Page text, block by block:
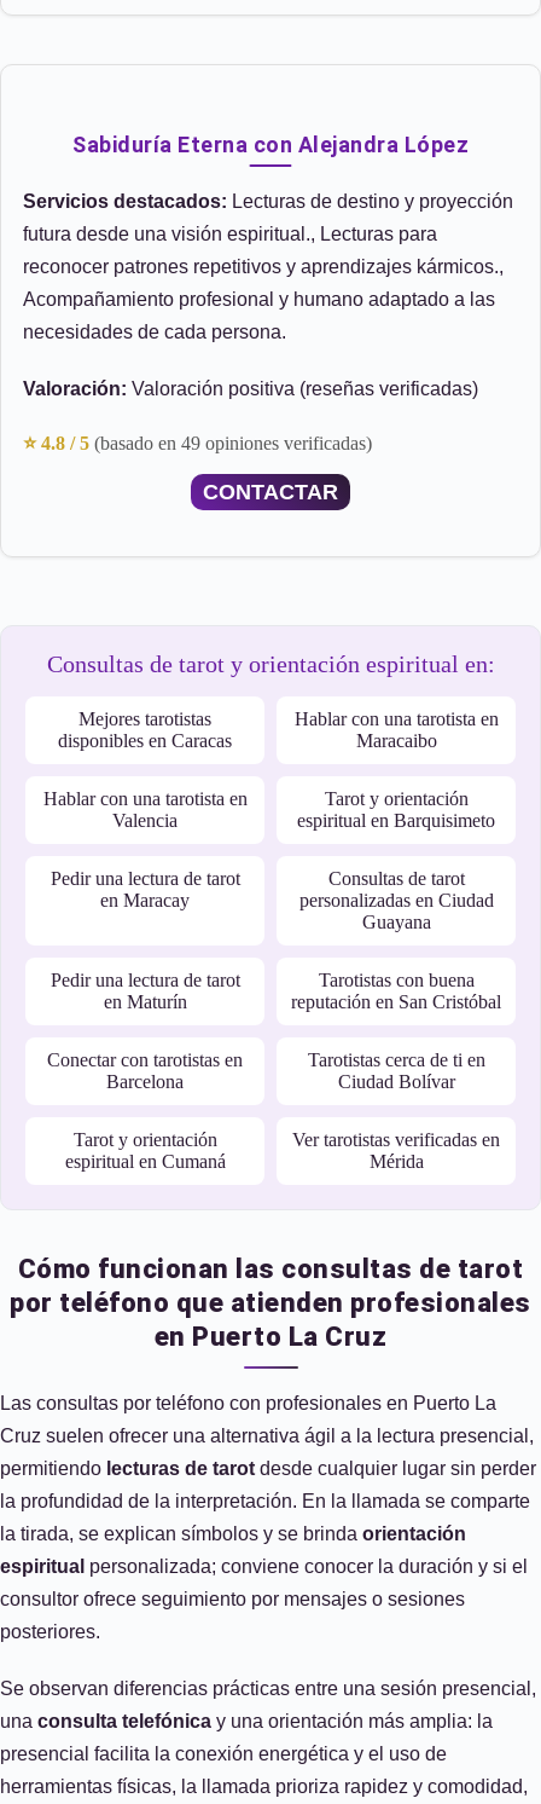
Sabiduría Eterna con Alejandra López
Servicios destacados: Lecturas de destino y proyección
futura desde una visión espiritual., Lecturas para
reconocer patrones repetitivos y aprendizajes kármicos.,
Acompañamiento profesional y humano adaptado a las
necesidades de cada persona.
Valoración: Valoración positiva (reseñas verificadas)
⭐ 4.8 / 5 (basado en 49 opiniones verificadas)
CONTACTAR
Consultas de tarot y orientación espiritual en:
Mejores tarotistas
disponibles en Caracas
Hablar con una tarotista en
Maracaibo
Hablar con una tarotista en
Valencia
Tarot y orientación
espiritual en Barquisimeto
Pedir una lectura de tarot
en Maracay
Consultas de tarot
personalizadas en Ciudad
Guayana
Pedir una lectura de tarot
en Maturín
Tarotistas con buena
reputación en San Cristóbal
Conectar con tarotistas en
Barcelona
Tarotistas cerca de ti en
Ciudad Bolívar
Tarot y orientación
espiritual en Cumaná
Ver tarotistas verificadas en
Mérida
Cómo funcionan las consultas de tarot
por teléfono que atienden profesionales
en Puerto La Cruz
Las consultas por teléfono con profesionales en Puerto La
Cruz suelen ofrecer una alternativa ágil a la lectura presencial,
permitiendo lecturas de tarot desde cualquier lugar sin perder
la profundidad de la interpretación. En la llamada se comparte
la tirada, se explican símbolos y se brinda orientación
espiritual personalizada; conviene conocer la duración y si el
consultor ofrece seguimiento por mensajes o sesiones
posteriores.
Se observan diferencias prácticas entre una sesión presencial,
una consulta telefónica y una orientación más amplia: la
presencial facilita la conexión energética y el uso de
herramientas físicas, la llamada prioriza rapidez y comodidad,